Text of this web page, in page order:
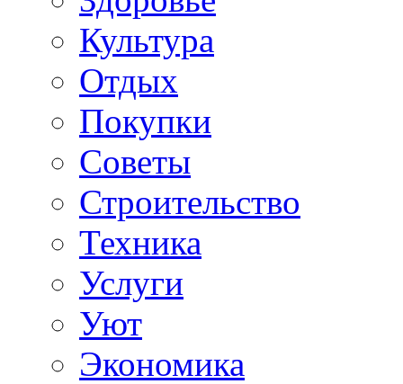
Культура
Отдых
Покупки
Советы
Строительство
Техника
Услуги
Уют
Экономика